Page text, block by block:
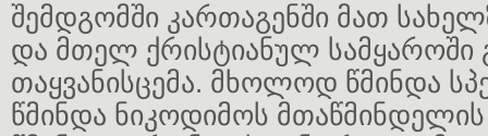
შემდგომში კართაგენში მათ
და მთელ ქრისტიანულ სამყაროში
თაყვანისცემა. მხოლოდ წმინდა
წმინდა ნიკოდიმოს მთაწმინდელის